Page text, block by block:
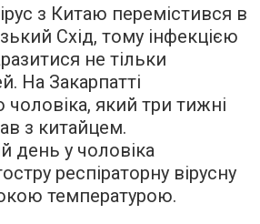
з Китаю перемістився в
Схід, тому інфекцією
не тільки
На Закарпатті
чоловіка, який три тижні
з китайцем.
день у чоловіка
респіраторну вірусну
температурою.